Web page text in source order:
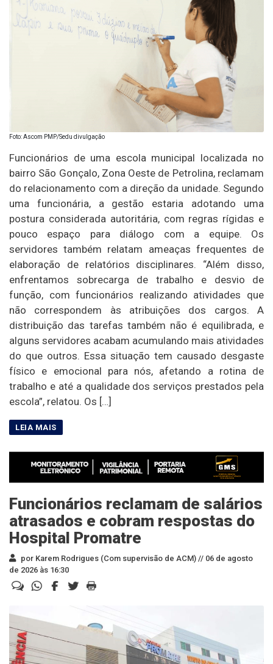
Foto: Ascom PMP/Sedu divulgação
Funcionários de uma escola municipal localizada no
bairro São Gonçalo, Zona Oeste de Petrolina, reclamam
do relacionamento com a direção da unidade. Segundo
uma funcionária, a gestão estaria adotando uma
postura considerada autoritária, com regras rígidas e
pouco espaço para diálogo com a equipe. Os
servidores também relatam ameaças frequentes de
elaboração de relatórios disciplinares. “Além disso,
enfrentamos sobrecarga de trabalho e desvio de
função, com funcionários realizando atividades que
não correspondem às atribuições dos cargos. A
distribuição das tarefas também não é equilibrada, e
alguns servidores acabam acumulando mais atividades
do que outros. Essa situação tem causado desgaste
físico e emocional para nós, afetando a rotina de
trabalho e até a qualidade dos serviços prestados pela
escola”, relatou. Os […]
Funcionários reclamam de salários
atrasados e cobram respostas do
Hospital Promatre
por Karem Rodrigues (Com supervisão de ACM) // 06 de agosto
de 2026 às 16:30